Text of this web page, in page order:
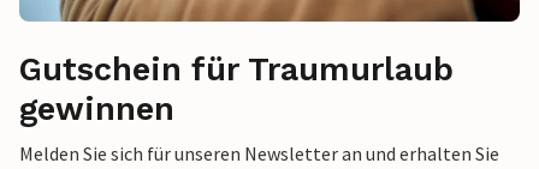
Gutschein für Traumurlaub
gewinnen
Melden Sie sich für unseren Newsletter an und erhalten Sie